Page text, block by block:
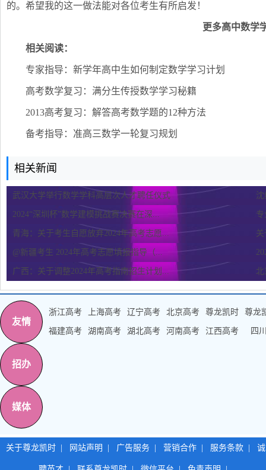
的。希望我的这一做法能对各位考生有所启发！
更多高中数学
相关阅读：
专家指导：新学年高中生如何制定数学学习计划
高考数学复习：满分生传授数学学习秘籍
2013高考复习：解答高考数学题的12种方法
备考指导：准高三数学一轮复习规划
相关新闻
武汉大学举行数学学科高层次人才聘任仪式
2024“深圳杯”数学建模挑战赛决赛在深...
青海：关于考生自愿放弃2024年高考志愿...
@新疆考生 2024年高考志愿填报指导（...
广西：关于调整2024年高考指南招生计划...
友情
浙江高考 上海高考 辽宁高考 北京高考 尊龙凯时 尊龙
福建高考 湖南高考 湖北高考 河南高考 江西高考 四
招办
媒体
关于尊龙凯时 网站声明 广告服务 营销合作 服务条款 诚